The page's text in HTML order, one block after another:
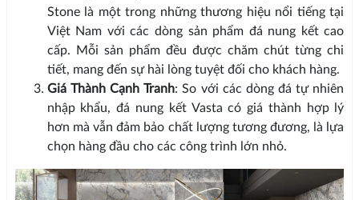
Stone là một trong những thương hiệu nổi tiếng tại
Việt Nam với các dòng sản phẩm đá nung kết cao
cấp. Mỗi sản phẩm đều được chăm chút từng chi
tiết, mang đến sự hài lòng tuyệt đối cho khách hàng.
Giá Thành Cạnh Tranh: So với các dòng đá tự nhiên
nhập khẩu, đá nung kết Vasta có giá thành hợp lý
hơn mà vẫn đảm bảo chất lượng tương đương, là lựa
chọn hàng đầu cho các công trình lớn nhỏ.